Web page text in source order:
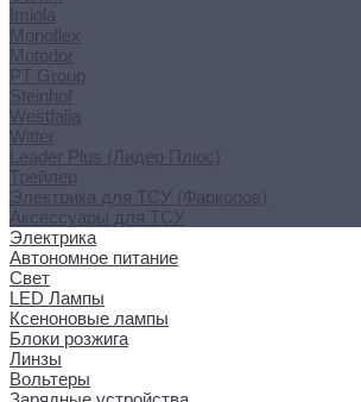
Imiola
Monoflex
Motodor
PT Group
Steinhof
Westfalia
Witter
Leader Plus (Лидер Плюс)
Трейлер
Электрика для ТСУ (Фаркопов)
Аксессуары для ТСУ
Электрика
Автономное питание
Свет
LED Лампы
Ксеноновые лампы
Блоки розжига
Линзы
Вольтеры